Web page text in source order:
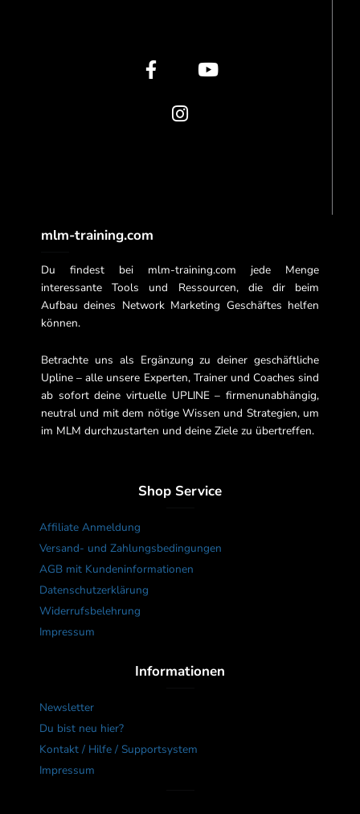
b
o
u
b
r
a
mlm-training.com
Du findest bei mlm-training.com jede Menge
interessante Tools und Ressourcen, die dir beim
Aufbau deines Network Marketing Geschäftes helfen
können.
Betrachte uns als Ergänzung zu deiner geschäftliche
Upline – alle unsere Experten, Trainer und Coaches sind
ab sofort deine virtuelle UPLINE – firmenunabhängig,
neutral und mit dem nötige Wissen und Strategien, um
im MLM durchzustarten und deine Ziele zu übertreffen.
Shop Service
Affiliate Anmeldung
Versand- und Zahlungsbedingungen
AGB mit Kundeninformationen
Datenschutzerklärung
Widerrufsbelehrung
Impressum
Informationen
Newsletter
Du bist neu hier?
Kontakt / Hilfe / Supportsystem
Impressum